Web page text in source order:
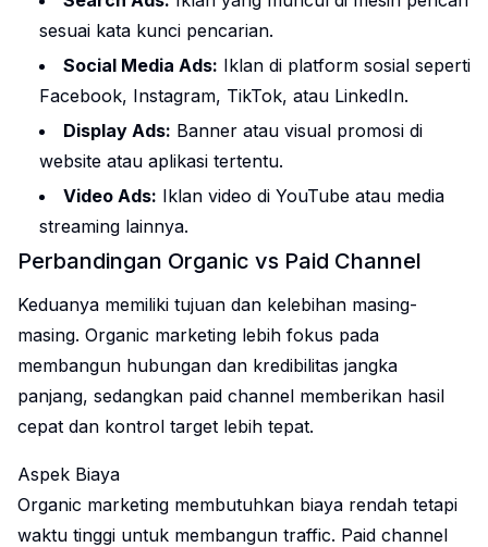
sesuai kata kunci pencarian.
Social Media Ads: Iklan di platform sosial seperti
Facebook, Instagram, TikTok, atau LinkedIn.
Display Ads: Banner atau visual promosi di
website atau aplikasi tertentu.
Video Ads: Iklan video di YouTube atau media
streaming lainnya.
Perbandingan Organic vs Paid Channel
Keduanya memiliki tujuan dan kelebihan masing-
masing. Organic marketing lebih fokus pada
membangun hubungan dan kredibilitas jangka
panjang, sedangkan paid channel memberikan hasil
cepat dan kontrol target lebih tepat.
Aspek Biaya
Organic marketing membutuhkan biaya rendah tetapi
waktu tinggi untuk membangun traffic. Paid channel